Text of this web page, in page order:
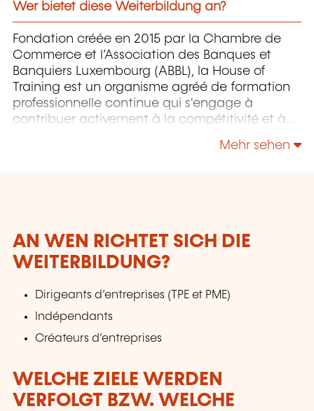
Wer bietet diese Weiterbildung an?
Fondation créée en 2015 par la Chambre de
Commerce et l’Association des Banques et
Banquiers Luxembourg (ABBL), la House of
Training est un organisme agréé de formation
professionnelle continue qui s'engage à
contribuer activement à la compétitivité et à
les compétences de ceux qui font vivre son
Mehr sehen
AN WEN RICHTET SICH DIE
WEITERBILDUNG?
Dirigeants d’entreprises (TPE et PME)
Indépendants
Créateurs d’entreprises
WELCHE ZIELE WERDEN
VERFOLGT BZW. WELCHE